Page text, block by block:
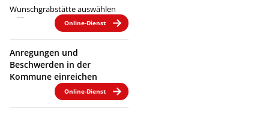
Wunschgrabstätte auswählen
Online-Dienst
Anregungen und
Beschwerden in der
Kommune einreichen
Online-Dienst